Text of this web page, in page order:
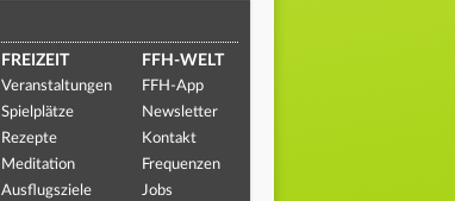
FREIZEIT
Veranstaltungen
Spielplätze
Rezepte
Meditation
Ausflugsziele
FFH-WELT
FFH-App
Newsletter
Kontakt
Frequenzen
Jobs